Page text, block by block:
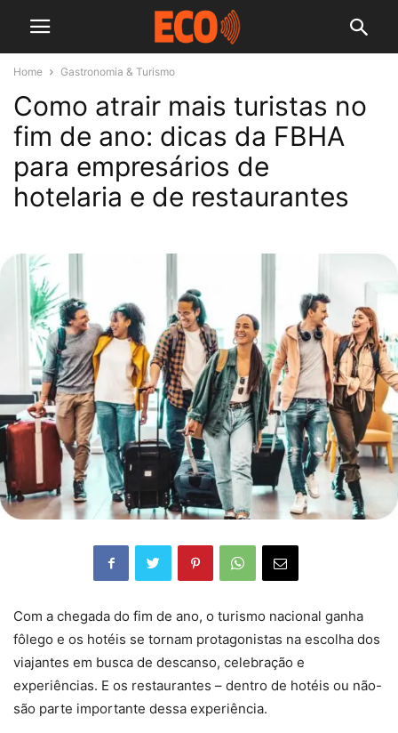
Home Gastronomia & Turismo
Como atrair mais turistas no
fim de ano: dicas da FBHA
para empresários de
hotelaria e de restaurantes
Com a chegada do fim de ano, o turismo nacional ganha
fôlego e os hotéis se tornam protagonistas na escolha dos
viajantes em busca de descanso, celebração e
experiências. E os restaurantes – dentro de hotéis ou não-
são parte importante dessa experiência.